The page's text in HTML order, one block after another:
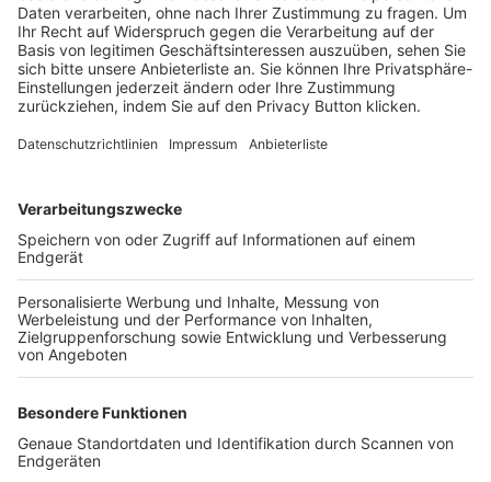
Trainerbörse
Login SpielPlus
FOLGE DEM BFV
TOP-VEREINE
TOP-PARTNER